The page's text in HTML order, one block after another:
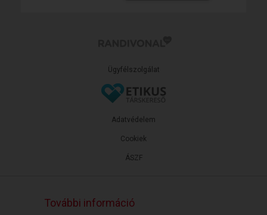
Ügyfélszolgálat
ÁSZF
Adatvédelem
Cookiek
További információ